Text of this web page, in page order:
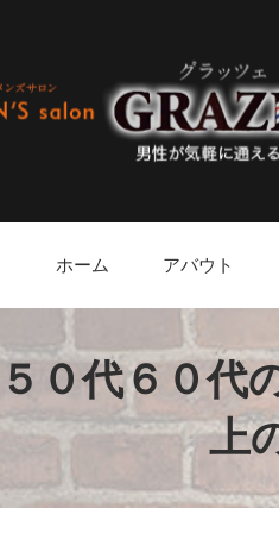
ホーム アバウト
０代６０代
上